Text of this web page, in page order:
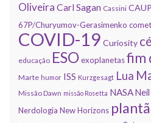
Oliveira Carl Sagan Cassini CAUP
67P/Churyumov-Gerasimenko
COVID-19 Curiosity
educação ESOexoplanetasfim
Marte humor ISS Kurzgesagt Lua
Missão Dawn missão Rosetta NASA
Nerdologia New Horizons